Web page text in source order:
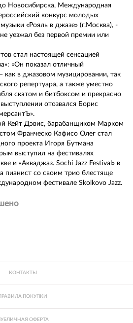
Новосибирска, Международная
конкурс молодых
«Рояль в джазе» (г.Москва), -
уезжал без первой премии или
стал настоящей сенсацией
«Он показал отличный
как в джазовом музицировании, так
репертуара, а также уместно
скэтом и битбоксом и прекрасно
отозвался Борис
Кейт Дэвис, барабанщиком Марком
Франческо Кафисо Олег стал
проекта Игоря Бутмана
выступил на фестивалях
и «Акваджаз. Sochi Jazz Festival» в
пианист со своим трио блестяще
фестивале Skolkovo Jazz.
КОНТАКТЫ
ПОКУПКИ
ОФЕРТА